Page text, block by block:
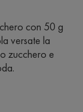
con 50 g
versate la
zucchero e